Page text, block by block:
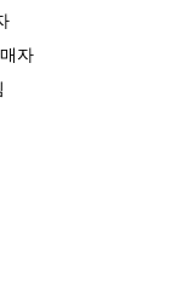
자